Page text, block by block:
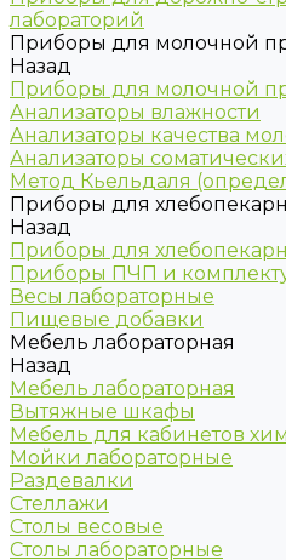
лабораторий
Приборы для молочной
Назад
Приборы для молочной
Анализаторы влажности
Анализаторы качества
Анализаторы
Метод Кьельдаля
Приборы для
Назад
Приборы для
Приборы ПЧП и
Весы лабораторные
Пищевые добавки
Мебель лабораторная
Назад
Мебель лабораторная
Вытяжные шкафы
Мебель для кабинетов
Мойки лабораторные
Раздевалки
Стеллажи
Столы весовые
Столы лабораторные